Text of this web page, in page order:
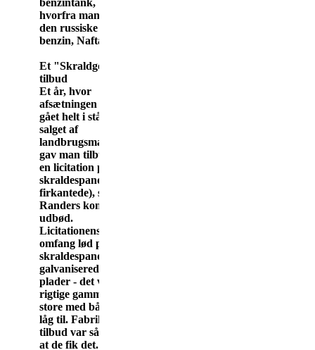
hvorfra man solgte
den russiske
benzin, Nafta."
Et "Skraldgodt"
tilbud
Et år, hvor
afsætningen var
gået helt i stå af
salget af
landbrugsmaskiner,
gav man tilbud på
en licitation på
skraldespande (de
firkantede), som
Randers kommune
udbød.
Licitationens
omfang lød på 75
skraldespande i
galvaniserede
plader - det var de
rigtige gammeldags
store med bånd og
låg til. Fabrikkens
tilbud var så billig,
at de fik det. Men